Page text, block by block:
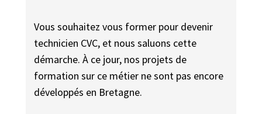
Vous souhaitez vous former pour devenir
technicien CVC, et nous saluons cette
démarche. À ce jour, nos projets de
formation sur ce métier ne sont pas encore
développés en Bretagne.